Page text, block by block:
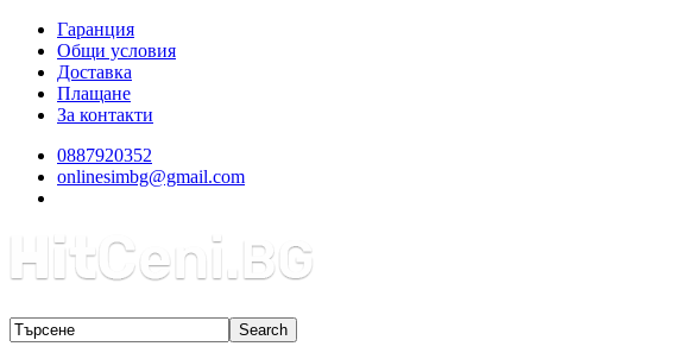
Гаранция
Общи условия
Доставка
Плащане
За контакти
0887920352
onlinesimbg@gmail.com